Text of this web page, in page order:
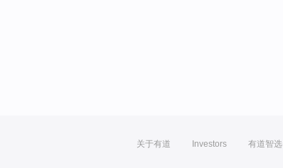
关于有道 Investors 有道智选